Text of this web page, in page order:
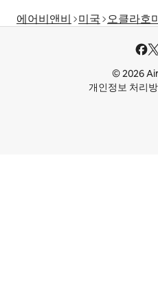
에어비앤비 미국 오클라호
© 2026
개인정보 처리